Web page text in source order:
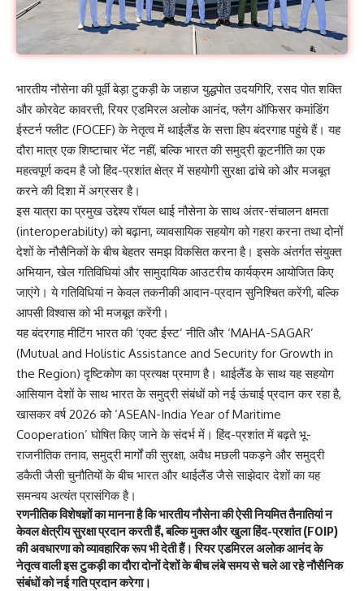
भारतीय नौसेना की पूर्वी बेड़ा टुकड़ी के जहाज युद्धपोत उदयगिरि, रसद पोत शक्ति
और कोरवेट कावरत्ती, रियर एडमिरल अलोक आनंद, फ्लैग ऑफिसर कमांडिंग
ईस्टर्न फ्लीट (FOCEF) के नेतृत्व में थाईलैंड के सत्ता हिप बंदरगाह पहुंचे हैं। यह
दौरा मात्र एक शिष्टाचार भेंट नहीं, बल्कि भारत की समुद्री कूटनीति का एक
महत्वपूर्ण कदम है जो हिंद-प्रशांत क्षेत्र में सहयोगी सुरक्षा ढांचे को और मजबूत
करने की दिशा में अग्रसर है।
इस यात्रा का प्रमुख उद्देश्य रॉयल थाई नौसेना के साथ अंतर-संचालन क्षमता
(interoperability) को बढ़ाना, व्यावसायिक सहयोग को गहरा करना तथा दोनों
देशों के नौसैनिकों के बीच बेहतर समझ विकसित करना है। इसके अंतर्गत संयुक्त
अभियान, खेल गतिविधियां और सामुदायिक आउटरीच कार्यक्रम आयोजित किए
जाएंगे। ये गतिविधियां न केवल तकनीकी आदान-प्रदान सुनिश्चित करेंगी, बल्कि
आपसी विश्वास को भी मजबूत करेंगी।
यह बंदरगाह मीटिंग भारत की ‘एक्ट ईस्ट’ नीति और ‘MAHA-SAGAR’
(Mutual and Holistic Assistance and Security for Growth in
the Region) दृष्टिकोण का प्रत्यक्ष प्रमाण है। थाईलैंड के साथ यह सहयोग
आसियान देशों के साथ भारत के समुद्री संबंधों को नई ऊंचाई प्रदान कर रहा है,
खासकर वर्ष 2026 को ‘ASEAN-India Year of Maritime
Cooperation’ घोषित किए जाने के संदर्भ में। हिंद-प्रशांत में बढ़ते भू-
राजनीतिक तनाव, समुद्री मार्गों की सुरक्षा, अवैध मछली पकड़ने और समुद्री
डकैती जैसी चुनौतियों के बीच भारत और थाईलैंड जैसे साझेदार देशों का यह
समन्वय अत्यंत प्रासंगिक है।
रणनीतिक विशेषज्ञों का मानना है कि भारतीय नौसेना की ऐसी नियमित तैनातियां न
केवल क्षेत्रीय सुरक्षा प्रदान करती हैं, बल्कि मुक्त और खुला हिंद-प्रशांत (FOIP)
की अवधारणा को व्यावहारिक रूप भी देती हैं। रियर एडमिरल अलोक आनंद के
नेतृत्व वाली इस टुकड़ी का दौरा दोनों देशों के बीच लंबे समय से चले आ रहे नौसैनिक
संबंधों को नई गति प्रदान करेगा।